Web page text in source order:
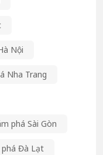
Nội
Nha Trang
phá Sài Gòn
phá Đà Lạt